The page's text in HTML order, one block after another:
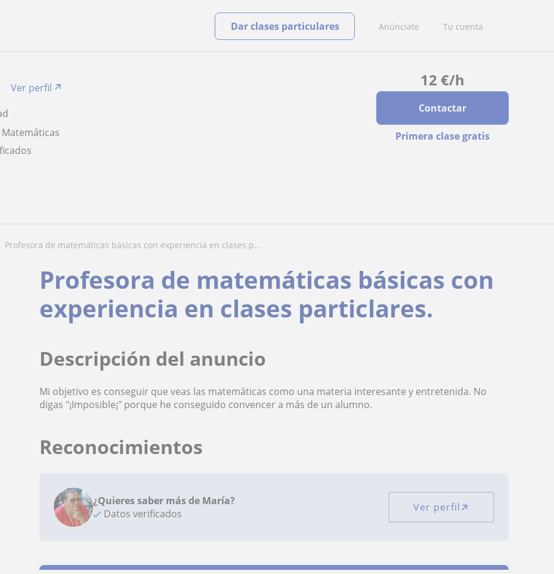
Anúnciate Tu cuenta
Dar clases particulares
12 €/h
Contactar
Primera clase gratis
Ver perfil
Matemáticas
profesora de matemáticas básicas con experiencia en clases p...
Profesora de matemáticas básicas con
experiencia en clases particlares.
Descripción del anuncio
Mi objetivo es conseguir que veas las matemáticas como una materia interesante y entretenida. No
digas "¡Imposible¡" porque he conseguido convencer a más de un alumno.
Reconocimientos
¿Quieres saber más de María?
Datos verificados
Ver perfil